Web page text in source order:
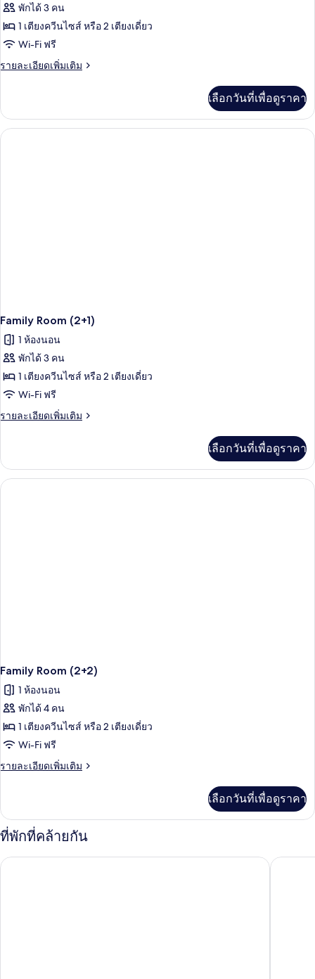
ของ
ห้อง
แฟ
มิ
พักได้ 3 คน
1 เตียงควีนไซส์ หรือ 2 เตียงเดี่ยว
Wi-Fi ฟรี
รายละเอียดเพิ่มเติม
ราย
เกี่ยว
กับ
ห้อง
เลือกวันที่เพื่อดูราคา
Family Room (2+1)
1 ห้องนอน
พักได้ 3 คน
1 เตียงควีนไซส์ หรือ 2 เตียงเดี่ยว
Wi-Fi ฟรี
รายละเอียดเพิ่มเติม
ราย
เกี่ยว
กับ
Family
เลือกวันที่เพื่อดูราคา
Family Room (2+2)
1 ห้องนอน
พักได้ 4 คน
1 เตียงควีนไซส์ หรือ 2 เตียงเดี่ยว
Wi-Fi ฟรี
รายละเอียดเพิ่มเติม
ราย
เกี่ยว
กับ
Family
(2+2)
เลือกวันที่เพื่อดูราคา
ที่พักที่คล้ายกัน
โรงแรม Alvear Palace Alvear